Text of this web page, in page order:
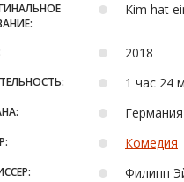
Kim hat
2018
1 час 24
Германия
Комедия
Филипп